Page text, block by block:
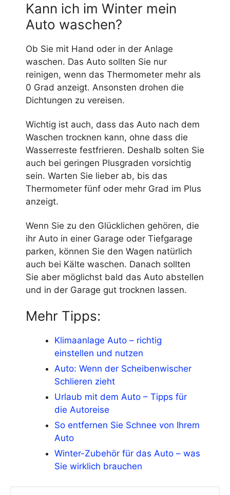
Kann ich im Winter mein
Auto waschen?
Ob Sie mit Hand oder in der Anlage
waschen. Das Auto sollten Sie nur
reinigen, wenn das Thermometer mehr als
0 Grad anzeigt. Ansonsten drohen die
Dichtungen zu vereisen.
Wichtig ist auch, dass das Auto nach dem
Waschen trocknen kann, ohne dass die
Wasserreste festfrieren. Deshalb solten Sie
auch bei geringen Plusgraden vorsichtig
sein. Warten Sie lieber ab, bis das
Thermometer fünf oder mehr Grad im Plus
anzeigt.
Wenn Sie zu den Glücklichen gehören, die
ihr Auto in einer Garage oder Tiefgarage
parken, können Sie den Wagen natürlich
auch bei Kälte waschen. Danach sollten
Sie aber möglichst bald das Auto abstellen
und in der Garage gut trocknen lassen.
Mehr Tipps:
Klimaanlage Auto – richtig
einstellen und nutzen
Auto: Wenn der Scheibenwischer
Schlieren zieht
Urlaub mit dem Auto – Tipps für
die Autoreise
So entfernen Sie Schnee von Ihrem
Auto
Winter-Zubehör für das Auto – was
Sie wirklich brauchen